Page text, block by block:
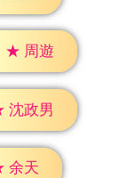
★ 周遊
沈政男
余天